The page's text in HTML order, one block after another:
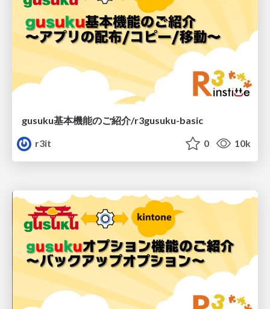
gusuku基本機能のご紹介/r3gusuku-basic
r3it
0 10k